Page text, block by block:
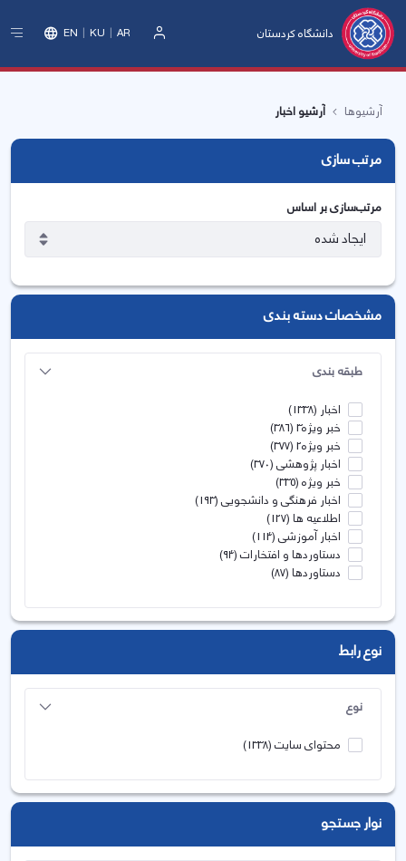
دانشگاه کردستان EN KU AR
آرشیوها آرشیو اخبار
مرتب سازی
مرتب‌سازی بر اساس
مشخصات دسته بندی
طبقه بندی
اخبار (1338)
خبر ویژه3 (386)
خبر ویژه2 (377)
اخبار پژوهشی(370)
خبر ویژه(335)
اخبار فرهنگی و دانشجویی(193)
اطلاعیه ها(127)
اخبار آموزشی(114)
دستاوردها و افتخارات(94)
دستاوردها(87)
نوع رابط
نوع
محتوای سایت(1338)
نوار جستجو